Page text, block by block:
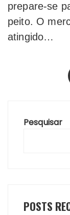
prepare-se
peito. O
atingido…
Pesquisar
POSTS